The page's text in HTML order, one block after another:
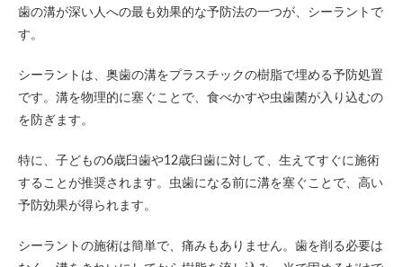
歯の溝が深い人への最も効果的な予防法の一つが、シーラントで
す。
シーラントは、奥歯の溝をプラスチックの樹脂で埋める予防処置
です。溝を物理的に塞ぐことで、食べかすや虫歯菌が入り込むの
を防ぎます。
特に、子どもの6歳臼歯や12歳臼歯に対して、生えてすぐに施術
することが推奨されます。虫歯になる前に溝を塞ぐことで、高い
予防効果が得られます。
シーラントの施術は簡単で、痛みもありません。歯を削る必要は